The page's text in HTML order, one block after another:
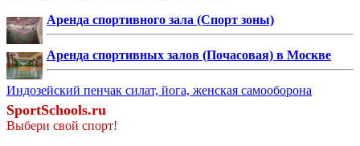
Аренда спортивного зала (Спорт зоны)
Аренда спортивных залов (Почасовая) в Москве
Индозейский пенчак силат, йога, женская самооборона
SportSchools.ru
Выбери свой спорт!